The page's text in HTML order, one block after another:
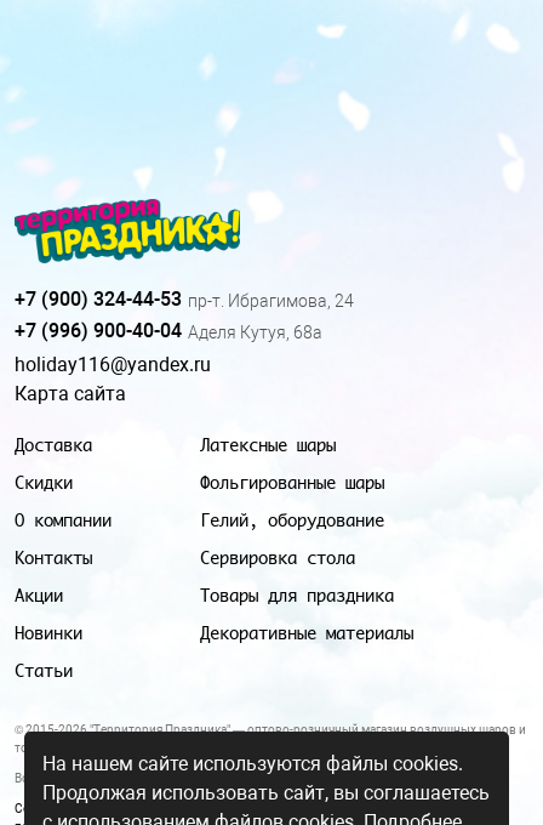
Доставка
Скидки
О компании
Контакты
Акции
Новинки
Статьи
Латексные шары
Фольгированные шары
Гелий, оборудование
Сервировка стола
Товары для праздника
Декоративные материалы
+7 (900) 324-44-53 пр-т. Ибрагимова, 24
+7 (996) 900-40-04 Аделя Кутуя, 68а
holiday116@yandex.ru
Карта сайта
© 2015-2026 "Территория Праздника" — оптово-розничный магазин воздушных шаров и
товаров для праздника.
Все цены и условия, указанные на данном сайте, не являются публичной офертой.
Согласие на обработку персональных данных
На нашем сайте используются файлы cookies.
Продолжая использовать сайт, вы соглашаетесь